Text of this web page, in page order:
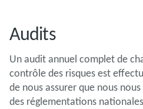
Audits
Un audit annuel complet de
contrôle des risques est
de nous assurer que nous
des réglementations